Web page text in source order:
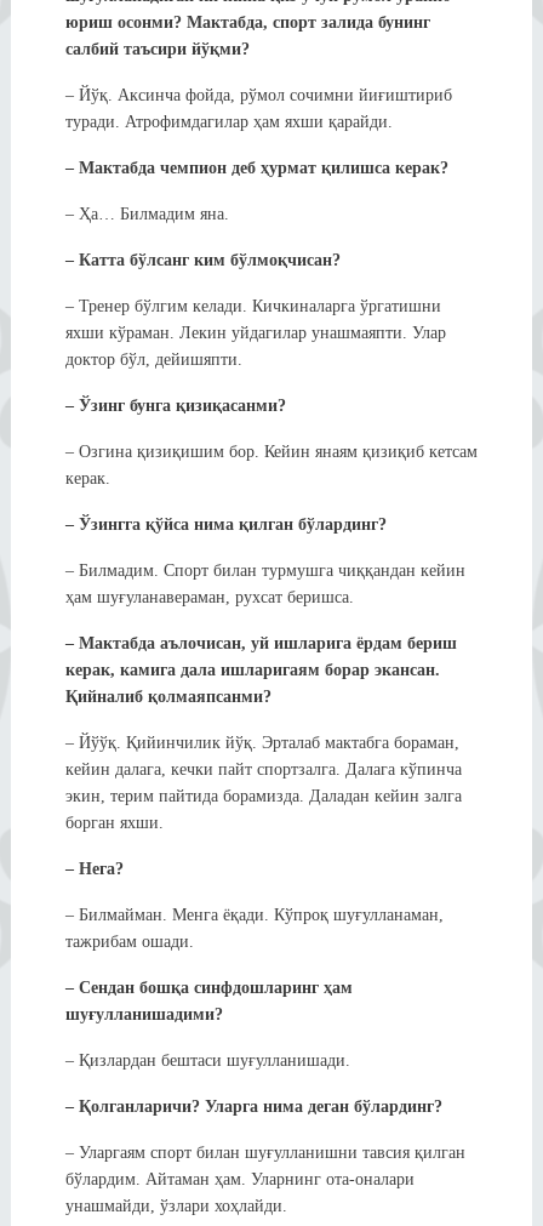
юриш осонми? Мактабда, спорт залида бунинг
салбий таъсири йўқми?
– Йўқ. Аксинча фойда, рўмол сочимни йиғиштириб
туради. Атрофимдагилар ҳам яхши қарайди.
– Мактабда чемпион деб ҳурмат қилишса керак?
– Ҳа… Билмадим яна.
– Катта бўлсанг ким бўлмоқчисан?
– Тренер бўлгим келади. Кичкиналарга ўргатишни
яхши кўраман. Лекин уйдагилар унашмаяпти. Улар
доктор бўл, дейишяпти.
– Ўзинг бунга қизиқасанми?
– Озгина қизиқишим бор. Кейин янаям қизиқиб кетсам
керак.
– Ўзингга қўйса нима қилган бўлардинг?
– Билмадим. Спорт билан турмушга чиққандан кейин
ҳам шуғуланавераман, рухсат беришса.
– Мактабда аълочисан, уй ишларига ёрдам бериш
керак, камига дала ишларигаям борар экансан.
Қийналиб қолмаяпсанми?
– Йўўқ. Қийинчилик йўқ. Эрталаб мактабга бораман,
кейин далага, кечки пайт спортзалга. Далага кўпинча
экин, терим пайтида борамизда. Даладан кейин залга
борган яхши.
– Нега?
– Билмайман. Менга ёқади. Кўпроқ шуғулланаман,
тажрибам ошади.
– Сендан бошқа синфдошларинг ҳам
шуғулланишадими?
– Қизлардан бештаси шуғулланишади.
– Қолганларичи? Уларга нима деган бўлардинг?
– Уларгаям спорт билан шуғулланишни тавсия қилган
бўлардим. Айтаман ҳам. Уларнинг ота-оналари
унашмайди, ўзлари хоҳлайди.